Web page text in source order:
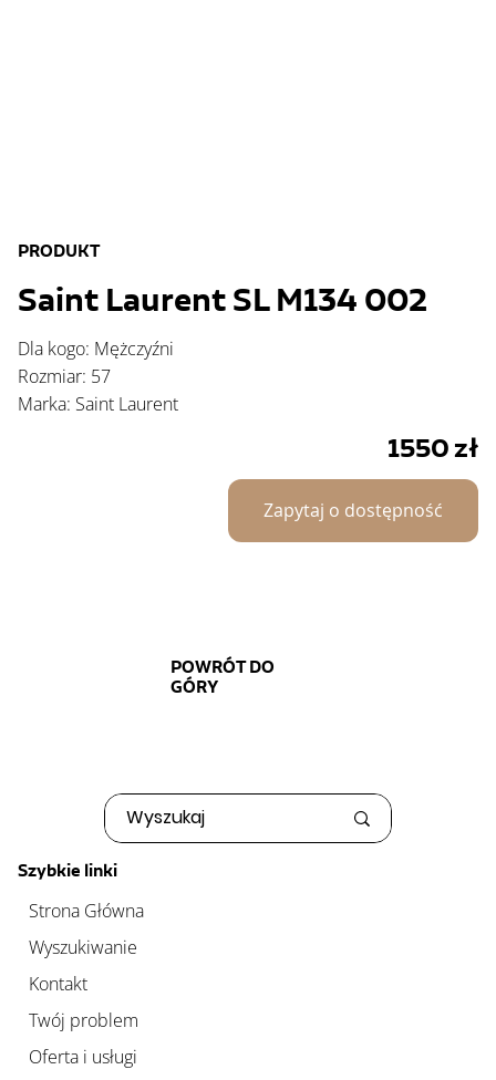
PRODUKT
Saint Laurent SL M134 002
Dla kogo: Mężczyźni
Rozmiar: 57
Marka: Saint Laurent
1550zł
Zapytaj o dostępność
Szybkie linki
Strona Główna
Wyszukiwanie
Kontakt
Twój problem
Oferta i usługi
POWRÓT DO
GÓRY